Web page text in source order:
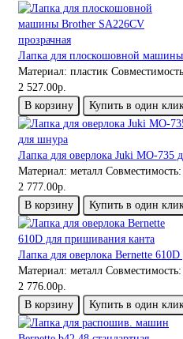
Лапка для плоскошовной
Материал: пластик
2 527.00р.
В корзину
Купить в один
Лапка для оверлока Juki MO-735
Материал: металл Совместимость:
2 777.00р.
В корзину
Купить в один
Лапка для оверлока Bernette
Материал: металл Совместимость:
2 776.00р.
В корзину
Купить в один